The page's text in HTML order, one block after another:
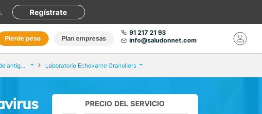
. Regístrate
Pierde peso Plan empresas
91 217 21 93
info@saludonnet.com
Test rápido de detección de antígenos de coronavirus Laboratorio Echevarne Granollers
PRECIO DEL SERVICIO